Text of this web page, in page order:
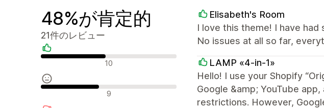
48%が肯定的
21件のレビュー
肯定的なレビュー10
中間的なレビュー9
Elisabeth's Room
I love this theme! I have
No issues at all so far,
LAMP «4-in-1»
Hello! I use your Shopify
Google &amp; YouTube
restrictions. However,